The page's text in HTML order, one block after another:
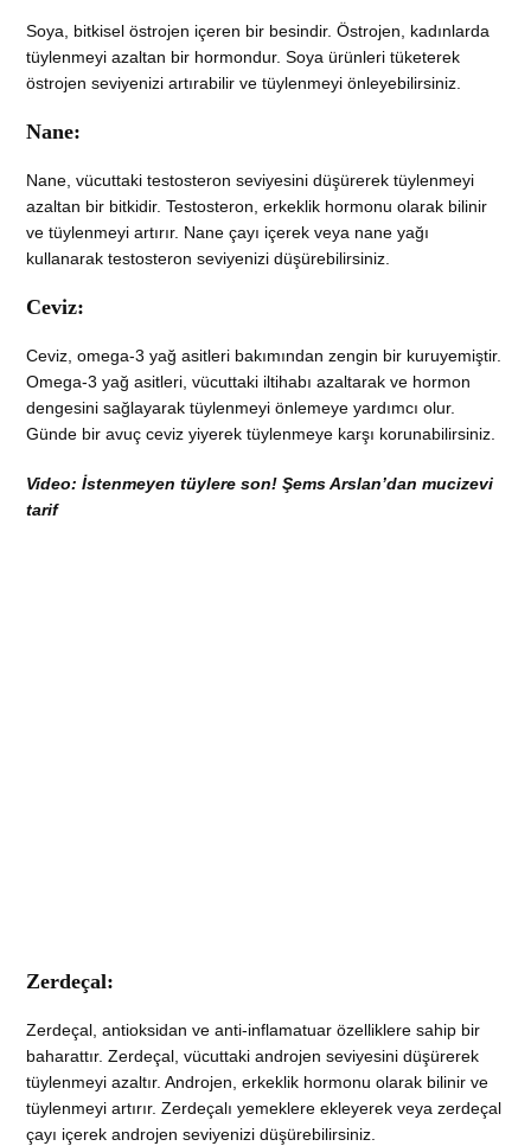
Soya, bitkisel östrojen içeren bir besindir. Östrojen, kadınlarda
tüylenmeyi azaltan bir hormondur. Soya ürünleri tüketerek
östrojen seviyenizi artırabilir ve tüylenmeyi önleyebilirsiniz.
Nane:
Nane, vücuttaki testosteron seviyesini düşürerek tüylenmeyi
azaltan bir bitkidir. Testosteron, erkeklik hormonu olarak bilinir
ve tüylenmeyi artırır. Nane çayı içerek veya nane yağı
kullanarak testosteron seviyenizi düşürebilirsiniz.
Ceviz:
Ceviz, omega-3 yağ asitleri bakımından zengin bir kuruyemiştir.
Omega-3 yağ asitleri, vücuttaki iltihabı azaltarak ve hormon
dengesini sağlayarak tüylenmeyi önlemeye yardımcı olur.
Günde bir avuç ceviz yiyerek tüylenmeye karşı korunabilirsiniz.
Video: İstenmeyen tüylere son! Şems Arslan’dan mucizevi
tarif
Zerdeçal:
Zerdeçal, antioksidan ve anti-inflamatuar özelliklere sahip bir
baharattır. Zerdeçal, vücuttaki androjen seviyesini düşürerek
tüylenmeyi azaltır. Androjen, erkeklik hormonu olarak bilinir ve
tüylenmeyi artırır. Zerdeçalı yemeklere ekleyerek veya zerdeçal
çayı içerek androjen seviyenizi düşürebilirsiniz.